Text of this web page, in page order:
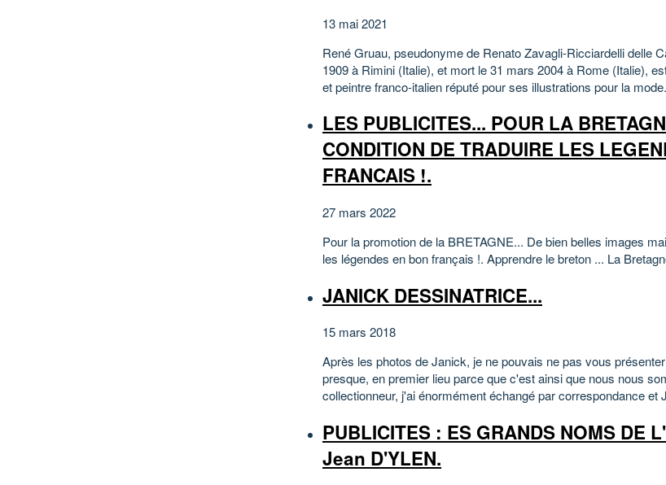
13 mai 2021
René Gruau, pseudonyme de Renato Zavagli-Ricciardelli delle
1909 à Rimini (Italie), et mort le 31 mars 2004 à Rome (Italie),
et peintre franco-italien réputé pour ses illustrations pour la
LES PUBLICITES... POUR LA
CONDITION DE TRADUIRE LES
FRANCAIS !.
27 mars 2022
Pour la promotion de la BRETAGNE... De bien belles images
les légendes en bon français !. Apprendre le breton ... La
JANICK DESSINATRICE...
15 mars 2018
Après les photos de Janick, je ne pouvais ne pas vous
presque, en premier lieu parce que c'est ainsi que nous nous
collectionneur, j'ai énormément échangé par correspondance et
PUBLICITES : ES GRANDS NOMS DE
Jean D'YLEN.